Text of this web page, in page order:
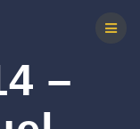
–